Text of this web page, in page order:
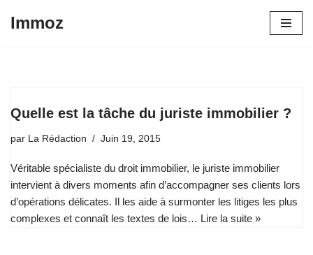
Immoz
Quelle est la tâche du juriste immobilier ?
par La Rédaction Juin 19, 2015
Véritable spécialiste du droit immobilier, le juriste immobilier
intervient à divers moments afin d’accompagner ses clients lors
d’opérations délicates. Il les aide à surmonter les litiges les plus
complexes et connaît les textes de lois… Lire la suite »